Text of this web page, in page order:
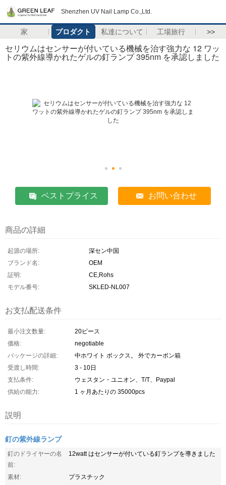
Shenzhen UV Nail Lamp Co.,Ltd.
家 プロダクト 私達について 工場旅行 >>
セリウムはセンサーが付いている機械を治す強力な 12 ワッ
トの紫外線導かれたゲルの釘ランプ 395nm を承認しました
ベストプライス お問い合わせ
商品の詳細
起源の場所:
深セン中国
ブランド名:
OEM
証明:
CE,Rohs
モデル番号:
SKLED-NL007
お支払配送条件
最小注文数量:
20ピース
価格:
negotiable
パッケージの詳細:
中ホワイト ボックス。 外でカーボン箱
受渡し時間:
3 - 10日
支払条件:
ウェスタン・ユニオン、T/T、Paypal
供給の能力:
1 ヶ月あたりの 35000pcs
説明
釘の紫外線ランプ
釘のドライヤーの名
前:
12watt はセンサーが付いている釘ランプを導きました
素材:
プラスチック